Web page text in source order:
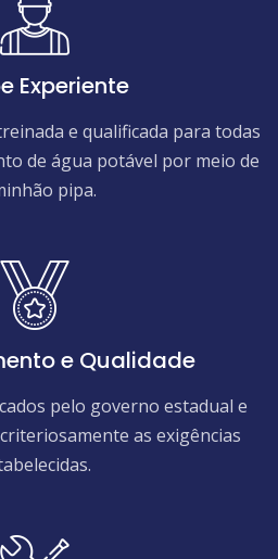
Experiente
e qualificada para todas
de água potável por meio de
pipa.
e Qualidade
pelo governo estadual e
as exigências